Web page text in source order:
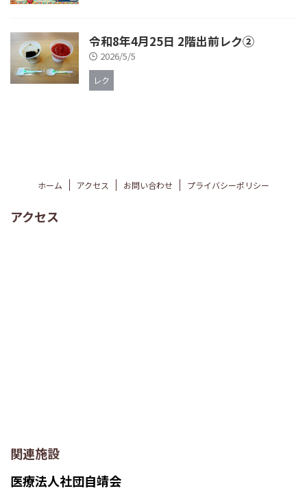
令和8年4月25日 2階出前レク②
2026/5/5
レク
ホーム アクセス お問い合わせ プライバシーポリシー
アクセス
関連施設
医療法人社団自靖会